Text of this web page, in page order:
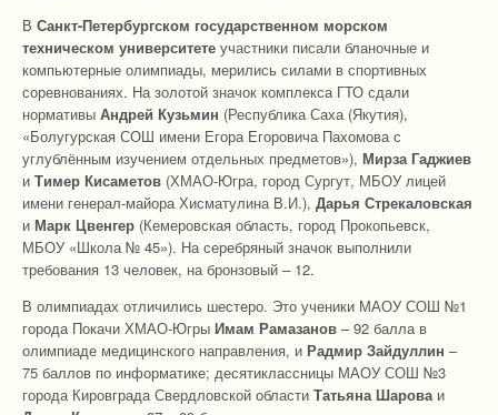
В Санкт-Петербургском государственном морском
техническом университете участники писали бланочные и
компьютерные олимпиады, мерились силами в спортивных
соревнованиях. На золотой значок комплекса ГТО сдали
нормативы Андрей Кузьмин (Республика Саха (Якутия),
«Болугурская СОШ имени Егора Егоровича Пахомова с
углублённым изучением отдельных предметов»), Мирза Гаджиев
и Тимер Кисаметов (ХМАО-Югра, город Сургут, МБОУ лицей
имени генерал-майора Хисматулина В.И.), Дарья Стрекаловская
и Марк Цвенгер (Кемеровская область, город Прокопьевск,
МБОУ «Школа № 45»). На серебряный значок выполнили
требования 13 человек, на бронзовый – 12.
В олимпиадах отличились шестеро. Это ученики МАОУ СОШ №1
города Покачи ХМАО-Югры Имам Рамазанов – 92 балла в
олимпиаде медицинского направления, и Радмир Зайдуллин –
75 баллов по информатике; десятиклассницы МАОУ СОШ №3
города Кировграда Свердловской области Татьяна Шарова и